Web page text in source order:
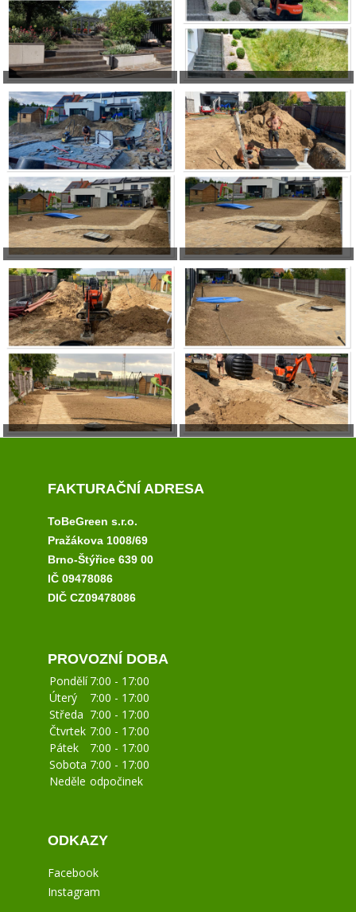
FAKTURAČNÍ ADRESA
ToBeGreen s.r.o.
Pražákova 1008/69
Brno-Štýřice 639 00
IČ 09478086
DIČ CZ09478086
PROVOZNÍ DOBA
Pondělí 7:00 - 17:00
Úterý
7:00 - 17:00
Středa 7:00 - 17:00
Čtvrtek 7:00 - 17:00
Pátek
7:00 - 17:00
Sobota 7:00 - 17:00
Neděle odpočinek
ODKAZY
Facebook
Instagram